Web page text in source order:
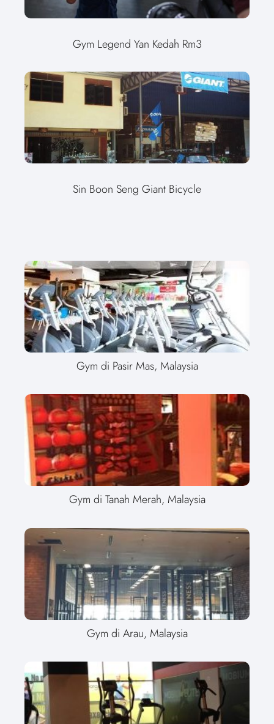
Gym Legend Yan Kedah Rm3
Sin Boon Seng Giant Bicycle
Gym di Pasir Mas, Malaysia
Gym di Tanah Merah, Malaysia
Gym di Arau, Malaysia